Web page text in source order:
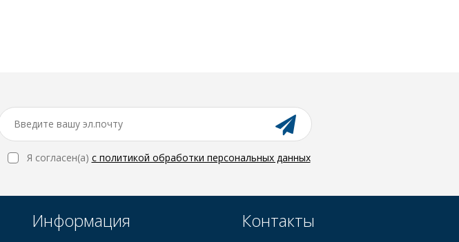
Я согласен(a) с политикой обработки персональных данных
Информация Контакты